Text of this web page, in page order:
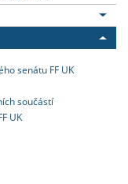
senátu FF UK
součástí
UK